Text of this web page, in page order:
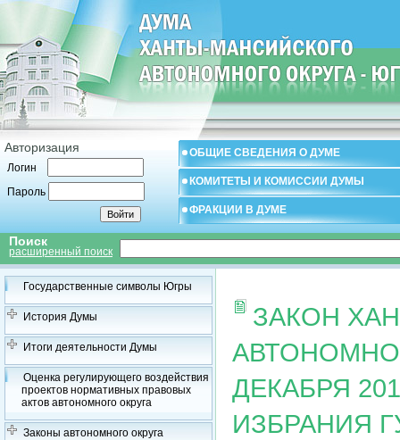
Авторизация
Логин
Пароль
ОБЩИЕ СВЕДЕНИЯ О ДУМЕ
КОМИТЕТЫ И КОМИССИИ ДУМЫ
ФРАКЦИИ В ДУМЕ
Поиск
расширенный поиск
Государственные символы Югры
История Думы
Итоги деятельности Думы
Оценка регулирующего воздействия
проектов нормативных правовых
актов автономного округа
Законы автономного округа
ЗАКОН
ДЕКАБРЯ
ИЗБРАНИЯ